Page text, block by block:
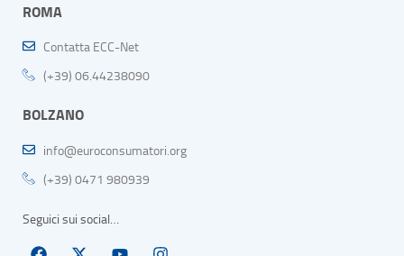
ROMA
Contatta ECC-Net
(+39) 06.44238090
BOLZANO
info@euroconsumatori.org
(+39) 0471 980939
Seguici sui social…